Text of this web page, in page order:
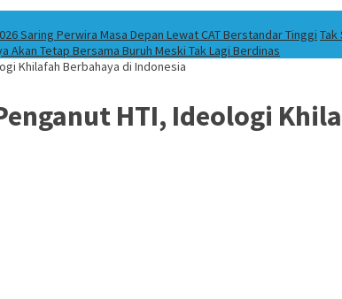
Saring Perwira Masa Depan Lewat CAT Berstandar Tinggi Tak
Akan Tetap Bersama Buruh Meski Tak Lagi Berdinas
Khilafah Berbahaya di Indonesia
HTI, Ideologi